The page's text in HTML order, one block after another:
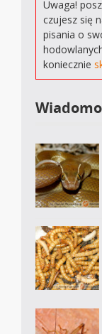
Uwaga!
czujesz się
pisania o
koniecznie